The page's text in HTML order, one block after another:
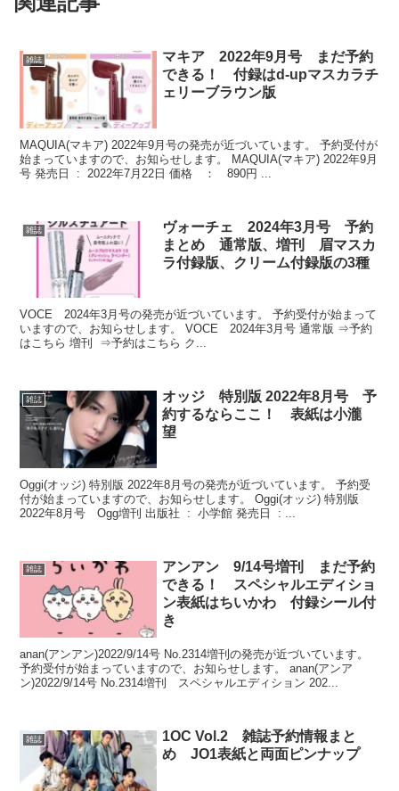
雑誌
マキア 2022年9月号 まだ予約
できる！ 付録はd-upマスカラチ
ェリーブラウン版
MAQUIA(マキア) 2022年9月号の発売が近づいています。 予約受付が
始まっていますので、お知らせします。 MAQUIA(マキア) 2022年9月
号 発売日 ‏ : ‎ 2022年7月22日 価格 ： 890円 ...
雑誌
ヴォーチェ 2024年3月号 予約
まとめ 通常版、増刊 眉マスカ
ラ付録版、クリーム付録版の3種
VOCE 2024年3月号の発売が近づいています。 予約受付が始まって
いますので、お知らせします。 VOCE 2024年3月号 通常版 ⇒予約
はこちら 増刊 ⇒予約はこちら ク...
雑誌
オッジ 特別版 2022年8月号 予
約するならここ！ 表紙は小瀧
望
Oggi(オッジ) 特別版 2022年8月号の発売が近づいています。 予約受
付が始まっていますので、お知らせします。 Oggi(オッジ) 特別版
2022年8月号 Ogg増刊 出版社 ‏ : ‎ 小学館 発売日 ‏ : ...
雑誌
アンアン 9/14号増刊 まだ予約
できる！ スペシャルエディショ
ン表紙はちいかわ 付録シール付
き
anan(アンアン)2022/9/14号 No.2314増刊の発売が近づいています。
予約受付が始まっていますので、お知らせします。 anan(アンア
ン)2022/9/14号 No.2314増刊 スペシャルエディション 202...
雑誌
1OC Vol.2 雑誌予約情報まと
め JO1表紙と両面ピンナップ